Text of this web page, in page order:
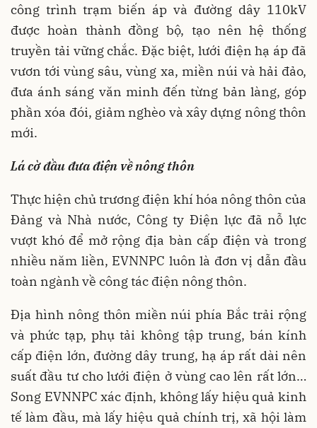
công trình trạm biến áp và đường dây 110kV
được hoàn thành đồng bộ, tạo nên hệ thống
truyền tải vững chắc. Đặc biệt, lưới điện hạ áp đã
vươn tới vùng sâu, vùng xa, miền núi và hải đảo,
đưa ánh sáng văn minh đến từng bản làng, góp
phần xóa đói, giảm nghèo và xây dựng nông thôn
mới.
Lá cờ đầu đưa điện về nông thôn
Thực hiện chủ trương điện khí hóa nông thôn của
Đảng và Nhà nước, Công ty Điện lực đã nỗ lực
vượt khó để mở rộng địa bàn cấp điện và trong
nhiều năm liền, EVNNPC luôn là đơn vị dẫn đầu
toàn ngành về công tác điện nông thôn.
Địa hình nông thôn miền núi phía Bắc trải rộng
và phức tạp, phụ tải không tập trung, bán kính
cấp điện lớn, đường dây trung, hạ áp rất dài nên
suất đầu tư cho lưới điện ở vùng cao lên rất lớn…
Song EVNNPC xác định, không lấy hiệu quả kinh
tế làm đầu, mà lấy hiệu quả chính trị, xã hội làm